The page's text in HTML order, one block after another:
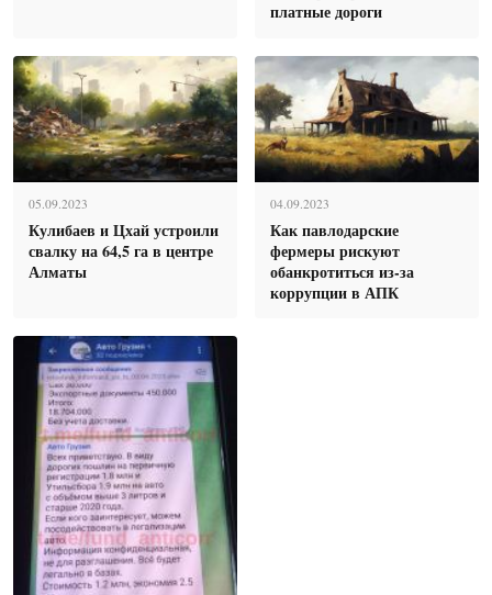
платные дороги
05.09.2023
Кулибаев и Цхай устроили
свалку на 64,5 га в центре
Алматы
04.09.2023
Как павлодарские
фермеры рискуют
обанкротиться из-за
коррупции в АПК